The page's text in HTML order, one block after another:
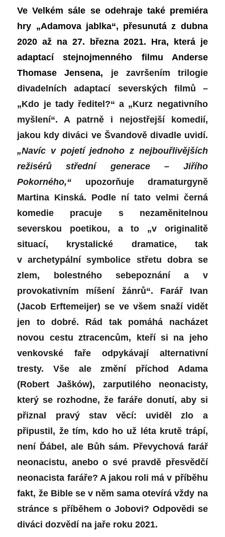
Ve Velkém sále se odehraje také premiéra
hry „Adamova jablka“, přesunutá z dubna
2020 až na 27. března 2021. Hra, která je
adaptací stejnojmenného filmu Anderse
Thomase Jensena, je završením trilogie
divadelních adaptací severských filmů –
„Kdo je tady ředitel?“ a „Kurz negativního
myšlení“. A patrně i nejostřejší komedií,
jakou kdy diváci ve Švandově divadle uvidí.
„Navíc v pojetí jednoho z nejbouřlivějších
režisérů střední generace – Jiřího
Pokorného,“ upozorňuje dramaturgyně
Martina Kinská. Podle ní tato velmi černá
komedie pracuje s nezaměnitelnou
severskou poetikou, a to „v originalitě
situací, krystalické dramatice, tak
v archetypální symbolice střetu dobra se
zlem, bolestného sebepoznání a v
provokativním míšení žánrů“. Farář Ivan
(Jacob Erftemeijer) se ve všem snaží vidět
jen to dobré. Rád tak pomáhá nacházet
novou cestu ztracencům, kteří si na jeho
venkovské faře odpykávají alternativní
tresty. Vše ale změní příchod Adama
(Robert Jašków), zarputilého neonacisty,
který se rozhodne, že faráře donutí, aby si
přiznal pravý stav věcí: uviděl zlo a
připustil, že tím, kdo ho už léta krutě trápí,
není Ďábel, ale Bůh sám. Převychová farář
neonacistu, anebo o své pravdě přesvědčí
neonacista faráře? A jakou roli má v příběhu
fakt, že Bible se v něm sama otevírá vždy na
stránce s příběhem o Jobovi? Odpovědi se
diváci dozvědí na jaře roku 2021.